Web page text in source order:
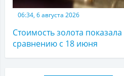
06:34, 6 августа 2026
Стоимость золота
сравнению с 18 июня